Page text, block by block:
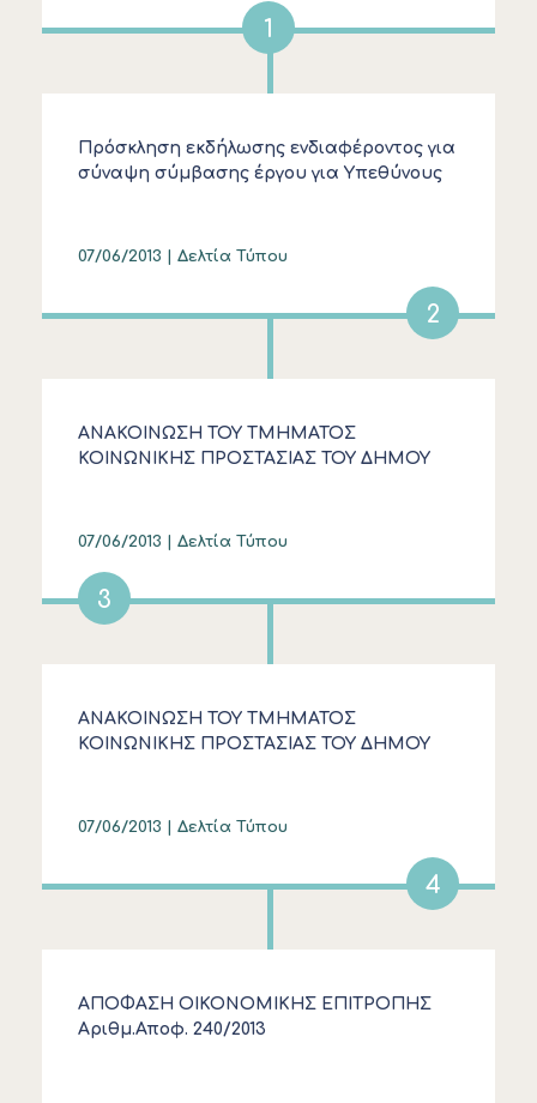
1
Πρόσκληση εκδήλωσης ενδιαφέροντος για
σύναψη σύμβασης έργου για Υπεθύνους
Οργάνωσης στα Κέντρα Δια Βίου
07/06/2013 | Δελτία Τύπου
2
ΑΝΑΚΟΙΝΩΣΗ ΤΟΥ ΤΜΗΜΑΤΟΣ
ΚΟΙΝΩΝΙΚΗΣ ΠΡΟΣΤΑΣΙΑΣ ΤΟΥ ΔΗΜΟΥ
07/06/2013 | Δελτία Τύπου
3
ΑΝΑΚΟΙΝΩΣΗ ΤΟΥ ΤΜΗΜΑΤΟΣ
ΚΟΙΝΩΝΙΚΗΣ ΠΡΟΣΤΑΣΙΑΣ ΤΟΥ ΔΗΜΟΥ
07/06/2013 | Δελτία Τύπου
4
ΑΠΟΦΑΣΗ ΟΙΚΟΝΟΜΙΚΗΣ ΕΠΙΤΡΟΠΗΣ
Αριθμ.Αποφ. 240/2013